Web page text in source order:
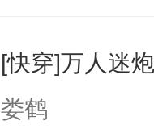
找江时朝麻烦
潮中，想让他
的。”温凌被
轻一点亲好不
主拍桌对线:“
你，打他一
右脸欠踹$￥
[快穿]万人迷
娄鹤